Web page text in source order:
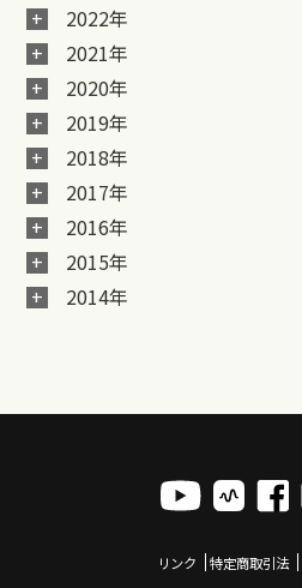
2022年
2021年
2020年
2019年
2018年
2017年
2016年
2015年
2014年
リンク 特定商取引法